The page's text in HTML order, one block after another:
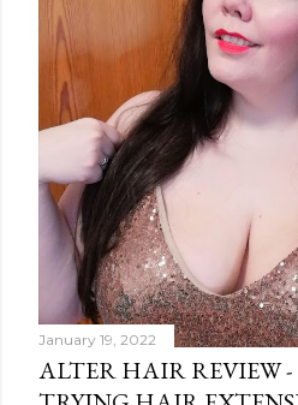
January 19, 2022
ALTER HAIR REVIEW